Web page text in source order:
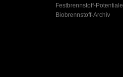
Festbrennstoff-Potentiale
Biobrennstoff-Archiv